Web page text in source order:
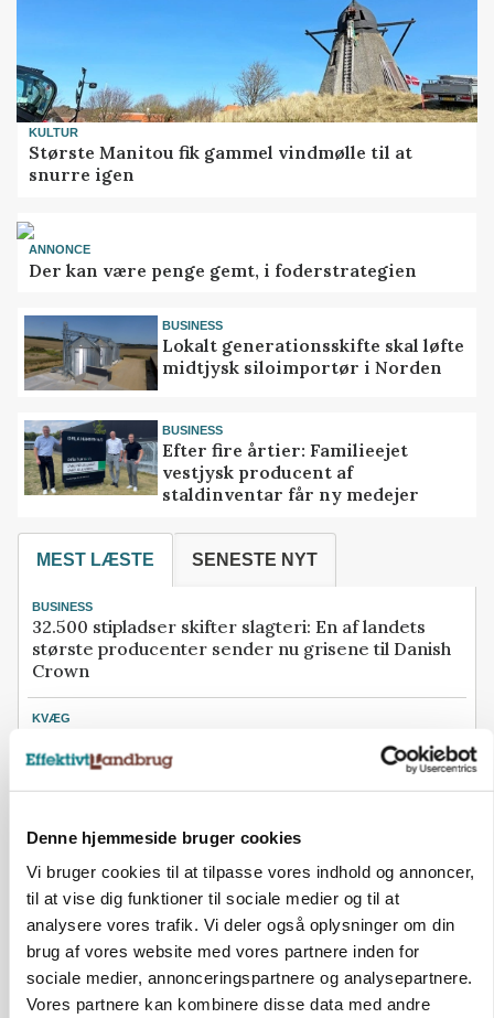
Denne hjemmeside bruger cookies
Vi bruger cookies til at tilpasse vores indhold og annoncer,
til at vise dig funktioner til sociale medier og til at
analysere vores trafik. Vi deler også oplysninger om din
brug af vores website med vores partnere inden for
sociale medier, annonceringspartnere og analysepartnere.
Vores partnere kan kombinere disse data med andre
KULTUR
Største Manitou fik gammel vindmølle til at
snurre igen
ANNONCE
Der kan være penge gemt, i foderstrategien
BUSINESS
Lokalt generationsskifte skal løfte
midtjysk siloimportør i Norden
BUSINESS
Efter fire årtier: Familieejet
vestjysk producent af
staldinventar får ny medejer
MEST LÆSTE SENESTE NYT
BUSINESS
32.500 stipladser skifter slagteri: En af landets
største producenter sender nu grisene til Danish
Crown
KVÆG
beskeden start til store drømme
Efter salg af 3.000 søer: Vestfynsk
opformeringsprofil afhænder jord for 85 millioner
KULTUR
Herregård holder høstdag
BUSINESS
Konkurs rammer midtjysk maskinhandler efter
navneskifte